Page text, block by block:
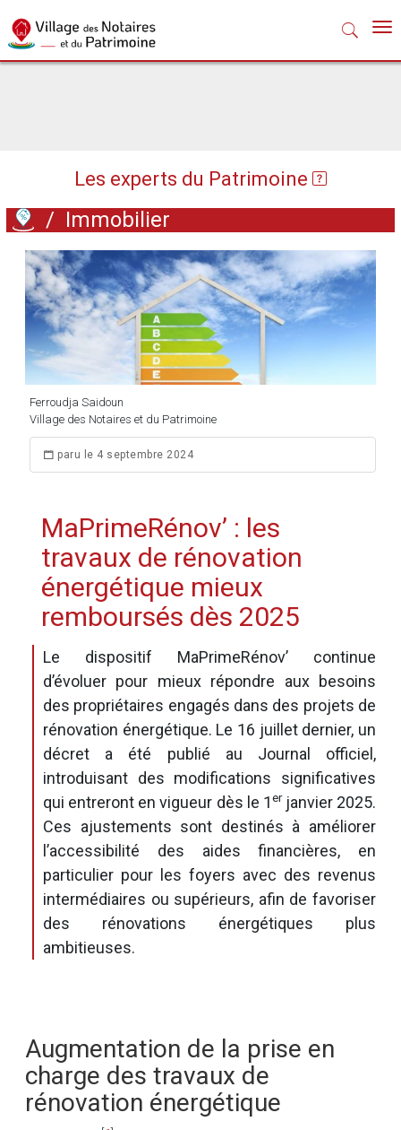
Les experts du Patrimoine
/ Immobilier
Ferroudja Saidoun
Village des Notaires et du Patrimoine
paru le 4 septembre 2024
MaPrimeRénov’ : les
travaux de rénovation
énergétique mieux
remboursés dès 2025
Le dispositif MaPrimeRénov’ continue
d’évoluer pour mieux répondre aux besoins
des propriétaires engagés dans des projets de
rénovation énergétique. Le 16 juillet dernier, un
décret a été publié au Journal officiel,
introduisant des modifications significatives
qui entreront en vigueur dès le 1erjanvier 2025.
Ces ajustements sont destinés à améliorer
l’accessibilité des aides financières, en
particulier pour les foyers avec des revenus
intermédiaires ou supérieurs, afin de favoriser
des rénovations énergétiques plus
ambitieuses.
Augmentation de la prise en
charge des travaux de
rénovation énergétique